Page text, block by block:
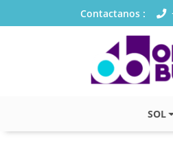
Contactanos :
SOL